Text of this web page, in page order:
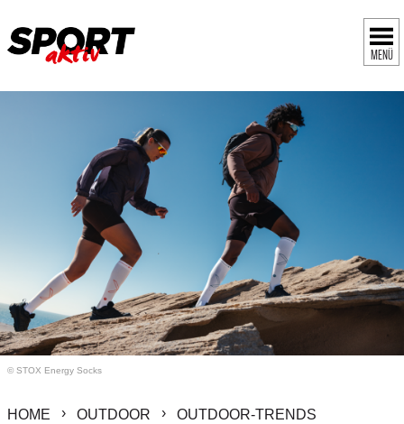
MENÜ
© STOX Energy Socks
HOME OUTDOOR OUTDOOR-TRENDS